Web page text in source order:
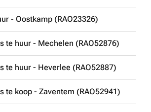
- Oostkamp (RAO23326)
te huur - Mechelen (RAO52876)
te huur - Heverlee (RAO52887)
te koop - Zaventem (RAO52941)